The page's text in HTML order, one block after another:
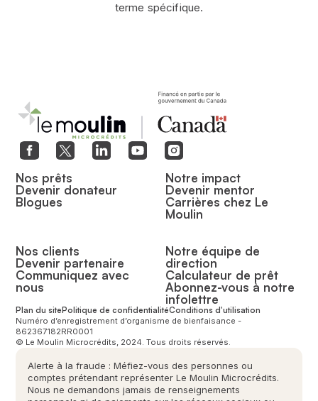
terme spécifique.
Nos prêts
Devenir donateur
Blogues
Notre impact
Devenir mentor
Carrières chez Le
Moulin
Nos clients
Devenir partenaire
Communiquez avec
nous
Notre équipe de
direction
Calculateur de prêt
Abonnez-vous à notre
infolettre
Numéro d’enregistrement d’organisme de bienfaisance -
862367182RR0001
© Le Moulin Microcrédits, 2024. Tous droits réservés.
Plan du sitePolitique de confidentialitéConditions d'utilisation
Alerte à la fraude : Méfiez-vous des personnes ou
comptes prétendant représenter Le Moulin Microcrédits.
Nous ne demandons jamais de renseignements